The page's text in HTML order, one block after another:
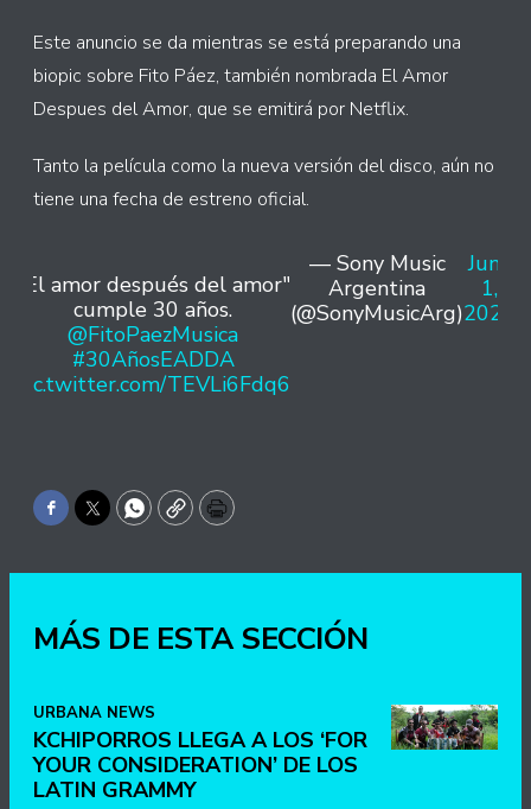
Este anuncio se da mientras se está preparando una
biopic sobre Fito Páez, también nombrada El Amor
Despues del Amor, que se emitirá por Netflix.
Tanto la película como la nueva versión del disco, aún no
tiene una fecha de estreno oficial.
"El amor después del amor"
cumple 30 años.
@FitoPaezMusica
#30AñosEADDA
pic.twitter.com/TEVLi6Fdq6
— Sony Music
Argentina
(@SonyMusicArg)
June
1,
2022
Facebook
TwitterWhatsApp
CopyPrint
MÁS DE ESTA SECCIÓN
URBANA NEWS
KCHIPORROS LLEGA A LOS ‘FOR
YOUR CONSIDERATION’ DE LOS
LATIN GRAMMY